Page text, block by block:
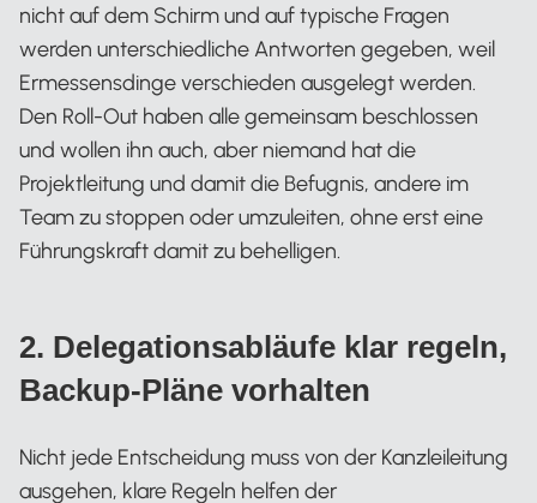
nicht auf dem Schirm und auf typische Fragen
werden unterschiedliche Antworten gegeben, weil
Ermessensdinge verschieden ausgelegt werden.
Den Roll-Out haben alle gemeinsam beschlossen
und wollen ihn auch, aber niemand hat die
Projektleitung und damit die Befugnis, andere im
Team zu stoppen oder umzuleiten, ohne erst eine
Führungskraft damit zu behelligen.
2. Delegationsabläufe klar regeln,
Backup-Pläne vorhalten
Nicht jede Entscheidung muss von der Kanzleileitung
ausgehen, klare Regeln helfen der